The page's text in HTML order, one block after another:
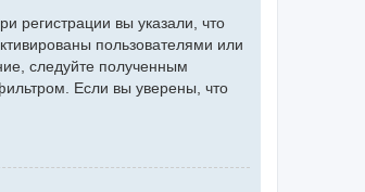
регистрации вы указали, что
пользователями или
следуйте полученным
Если вы уверены, что